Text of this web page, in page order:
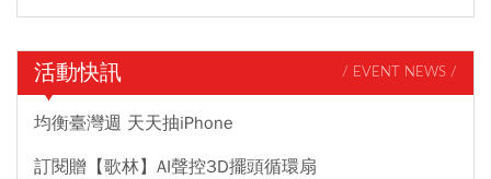
活動快訊 / EVENT NEWS /
均衡臺灣週 天天抽iPhone
訂閱贈【歌林】AI聲控3D擺頭循環扇